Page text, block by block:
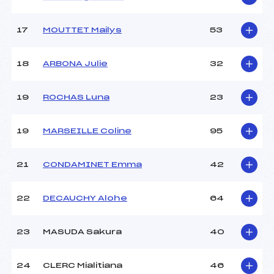
36.9100
Catégorie :
17 MOUTTET Mailys 53
18 ARBONA Julie 32
19 ROCHAS Luna 23
19 MARSEILLE Coline 95
21 CONDAMINET Emma 42
22 DECAUCHY Alohe 64
23 MASUDA Sakura 40
24 CLERC Mialitiana 46